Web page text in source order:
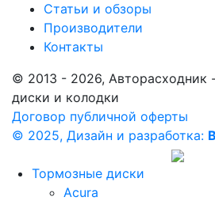
Статьи и обзоры
Производители
Контакты
© 2013 - 2026, Авторасходник
диски и колодки
Договор публичной оферты
© 2025, Дизайн и разработка:
Тормозные диски
Acura